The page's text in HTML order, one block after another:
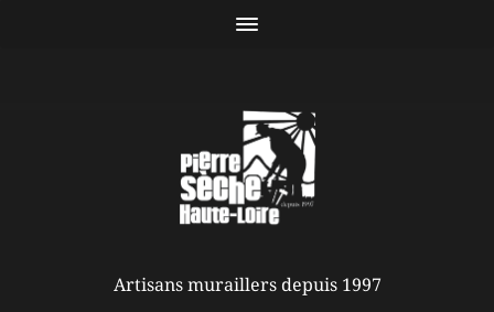
Artisans muraillers depuis 1997